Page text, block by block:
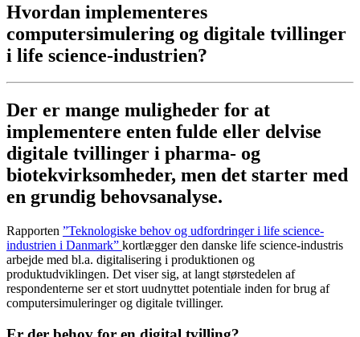
Hvordan implementeres
computersimulering og digitale tvillinger
i life science-industrien?
Der er mange muligheder for at
implementere enten fulde eller delvise
digitale tvillinger i pharma- og
biotekvirksomheder, men det starter med
en grundig behovsanalyse.
Rapporten ”Teknologiske behov og udfordringer i life science-
industrien i Danmark” kortlægger den danske life science-industris
arbejde med bl.a. digitalisering i produktionen og
produktudviklingen. Det viser sig, at langt størstedelen af
respondenterne ser et stort uudnyttet potentiale inden for brug af
computersimuleringer og digitale tvillinger.